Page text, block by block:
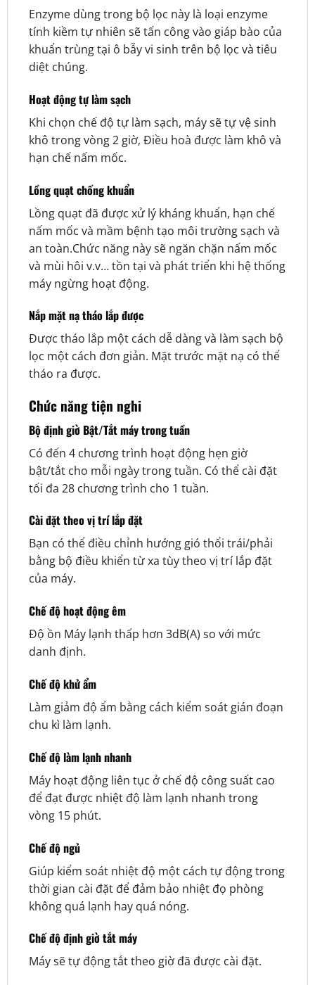
Enzyme dùng trong bộ lọc này là loại enzyme
tính kiềm tự nhiên sẽ tấn công vào giáp bào của
khuẩn trùng tại ô bẫy vi sinh trên bộ lọc và tiêu
diệt chúng.
Hoạt động tự làm sạch
Khi chọn chế độ tự làm sạch, máy sẽ tự vệ sinh
khô trong vòng 2 giờ, Điều hoà được làm khô và
hạn chế nấm mốc.
Lồng quạt chống khuẩn
Lồng quạt đã được xử lý kháng khuẩn, hạn chế
nấm mốc và mầm bệnh tạo môi trường sạch và
an toàn.Chức năng này sẽ ngăn chặn nấm mốc
và mùi hôi v.v… tồn tại và phát triển khi hệ thống
máy ngừng hoạt động.
Nắp mặt nạ tháo lắp được
Được tháo lắp một cách dễ dàng và làm sạch bộ
lọc một cách đơn giản. Mặt trước mặt nạ có thể
tháo ra được.
Chức năng tiện nghi
Bộ định giờ Bật/Tắt máy trong tuần
Có đến 4 chương trình hoạt động hẹn giờ
bật/tắt cho mỗi ngày trong tuần. Có thể cài đặt
tối đa 28 chương trình cho 1 tuần.
Cài đặt theo vị trí lắp đặt
Bạn có thể điều chỉnh hướng gió thổi trái/phải
bằng bộ điều khiển từ xa tùy theo vị trí lắp đặt
của máy.
Chế độ hoạt động êm
Độ ồn Máy lạnh thấp hơn 3dB(A) so với mức
danh định.
Chế độ khử ẩm
Làm giảm độ ẩm bằng cách kiểm soát gián đoạn
chu kì làm lạnh.
Chế độ làm lạnh nhanh
Máy hoạt động liên tục ở chế độ công suất cao
để đạt được nhiệt độ làm lạnh nhanh trong
vòng 15 phút.
Chế độ ngủ
Giúp kiểm soát nhiệt độ một cách tự động trong
thời gian cài đặt để đảm bảo nhiệt đọ phòng
không quá lạnh hay quá nóng.
Chế độ định giờ tắt máy
Máy sẽ tự động tắt theo giờ đã được cài đặt.